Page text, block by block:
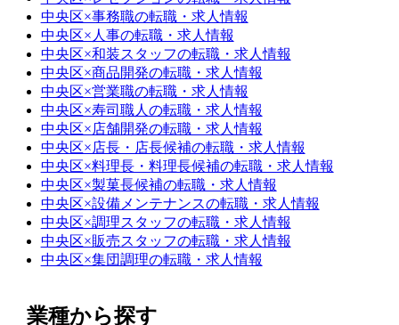
中央区×事務職の転職・求人情報
中央区×人事の転職・求人情報
中央区×和装スタッフの転職・求人情報
中央区×商品開発の転職・求人情報
中央区×営業職の転職・求人情報
中央区×寿司職人の転職・求人情報
中央区×店舗開発の転職・求人情報
中央区×店長・店長候補の転職・求人情報
中央区×料理長・料理長候補の転職・求人情報
中央区×製菓長候補の転職・求人情報
中央区×設備メンテナンスの転職・求人情報
中央区×調理スタッフの転職・求人情報
中央区×販売スタッフの転職・求人情報
中央区×集団調理の転職・求人情報
業種から探す